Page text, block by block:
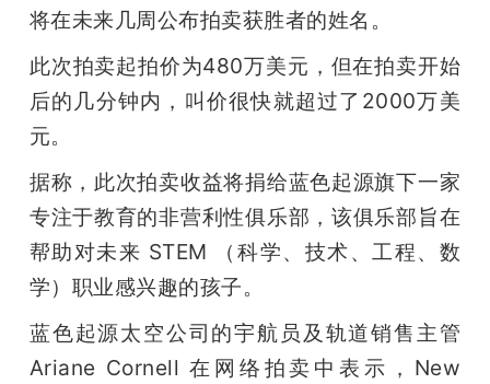
专
搞
机
将在未来几周公布拍卖获胜者的姓名。
此次拍卖起拍价为480万美元，但在拍卖开始
后的几分钟内，叫价很快就超过了2000万美
元。
据称，此次拍卖收益将捐给蓝色起源旗下一家
专注于教育的非营利性俱乐部，该俱乐部旨在
帮助对未来 STEM （科学、技术、工程、数
学）职业感兴趣的孩子。
蓝色起源太空公司的宇航员及轨道销售主管
Ariane Cornell 在网络拍卖中表示，New